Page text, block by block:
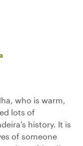
who is warm,
lots of
history. It is
of someone